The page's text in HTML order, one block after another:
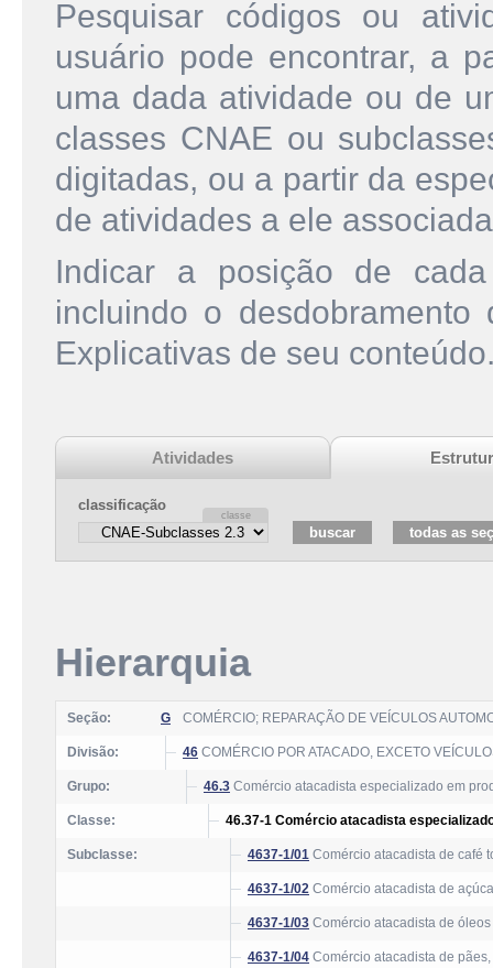
Pesquisar códigos ou
usuário pode encontrar, a
uma dada atividade ou de
classes CNAE ou
digitadas, ou a partir da
de atividades a ele
Indicar a posição de
incluindo o
Explicativas de seu
Atividades
classificação
Hierarquia
Seção: G COMÉRCIO; REPARAÇÃO DE VEÍCULOS
Divisão: 46 COMÉRCIO POR ATACADO, EXCETO
Grupo: 46.3 Comércio atacadista especializado em
Classe: 46.37-1 Comércio atacadista
Subclasse: 4637-1/01 Comércio atacadista de café
4637-1/02 Comércio atacadista de
4637-1/03 Comércio atacadista de
4637-1/04 Comércio atacadista de